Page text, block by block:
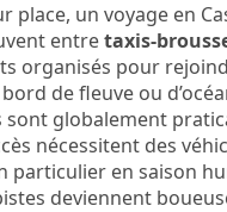
place, un voyage en
entretaxis-
organisés pour
de fleuve ou
sont globalement
nécessitent des
particulier en saison
deviennent